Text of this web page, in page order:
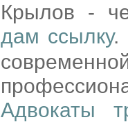
Крылов -
дам ссылку.
Адвокаты